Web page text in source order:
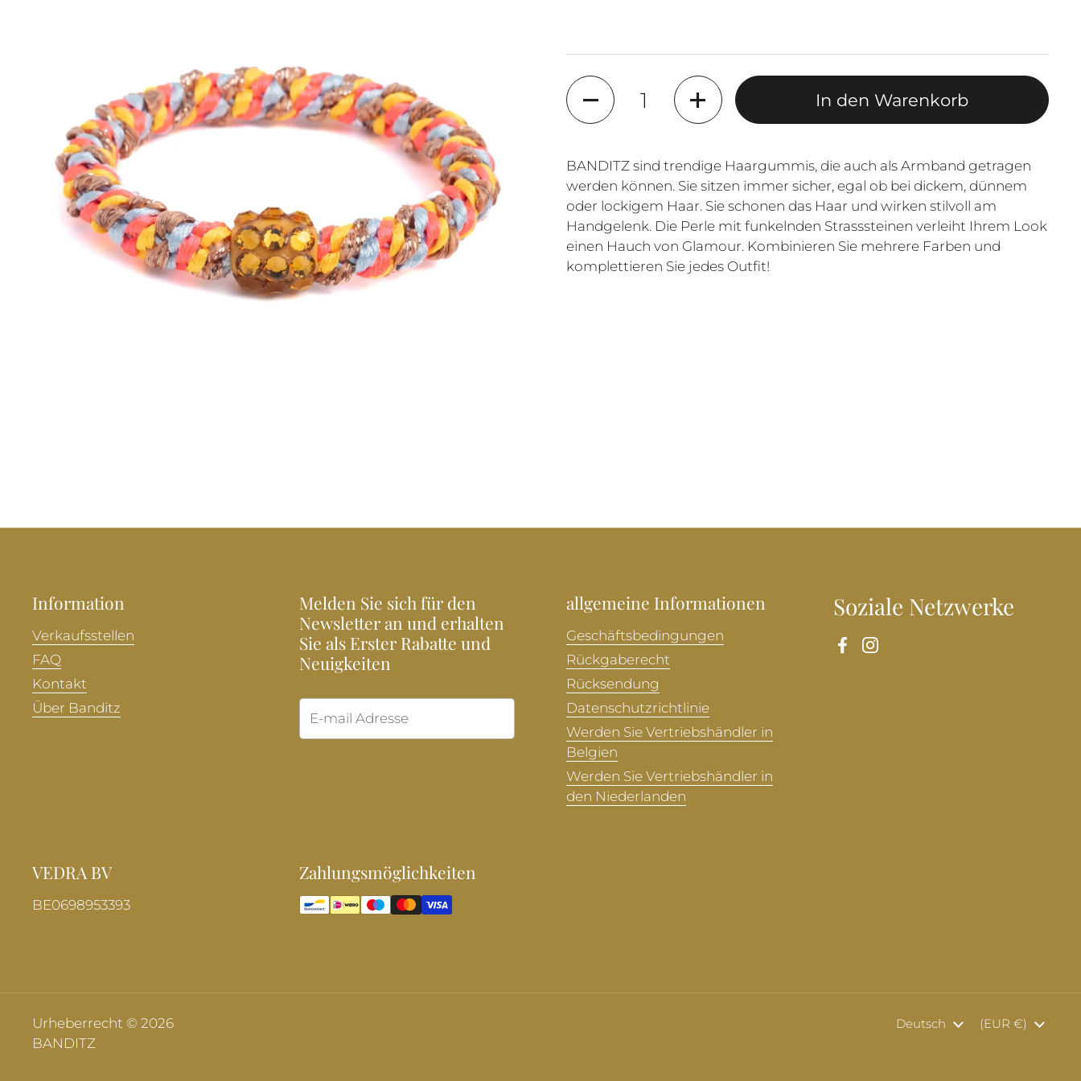
Anzahl
In den Warenkorb
BANDITZ sind trendige Haargummis, die auch als Armband getragen
werden können. Sie sitzen immer sicher, egal ob bei dickem, dünnem
oder lockigem Haar. Sie schonen das Haar und wirken stilvoll am
Handgelenk. Die Perle mit funkelnden Strasssteinen verleiht Ihrem Look
einen Hauch von Glamour. Kombinieren Sie mehrere Farben und
komplettieren Sie jedes Outfit!
Information
Verkaufsstellen
FAQ
Kontakt
Über Banditz
Melden Sie sich für den
Newsletter an und erhalten
Sie als Erster Rabatte und
Neuigkeiten
allgemeine Informationen
Geschäftsbedingungen
Rückgaberecht
Rücksendung
Datenschutzrichtlinie
Werden Sie Vertriebshändler in
Belgien
Werden Sie Vertriebshändler in
den Niederlanden
Soziale Netzwerke
Facebook
Instagram
VEDRA BV
BE0698953393
Zahlungsmöglichkeiten
Urheberrecht © 2026
BANDITZ
Sprache
Deutsch Land/Region
(EUR €)